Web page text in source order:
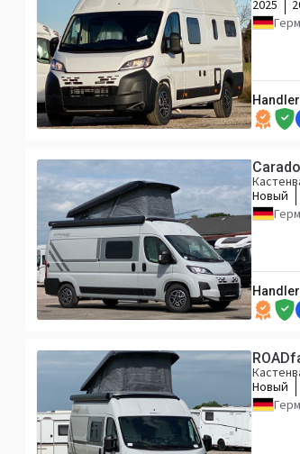
2025
Новый
Новый